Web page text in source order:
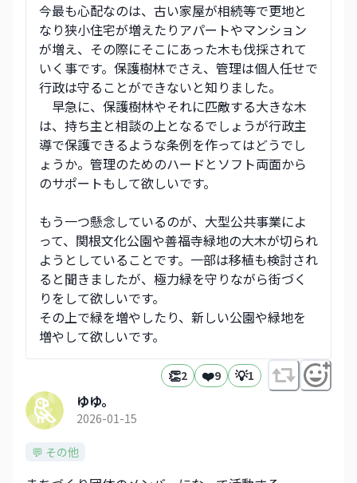
今最も心配なのは、古い家屋が相続等で更地と
なり狭小住宅が増えたりアパートやマンション
が増え、その際にそこにあった木も伐採されて
いく事です。保護樹林でさえ、管理は個人任せで
行政は守ることができないと知りました。
早急に、保護樹林やそれに匹敵する大きな木
は、持ち主と相談の上となるでしょうが行政主
導で保護できるような条例を作ってはどうでし
ょうか。管理のためのハードとソフト両面から
のサポートもして欲しいです。
もう一つ懸念しているのが、大型公共事業によ
って、関根文化公園や善福寺緑地の大木が切られ
ようとしていることです。一部は移植も検討され
ると聞きましたが、極力緑を守りながら街づく
りをして欲しいです。
その上で緑を増やしたり、新しい公園や緑地を
増やして欲しいです。
👏2 ❤️9 💡1
ゆゆ。
2026-01-15
💬 その他